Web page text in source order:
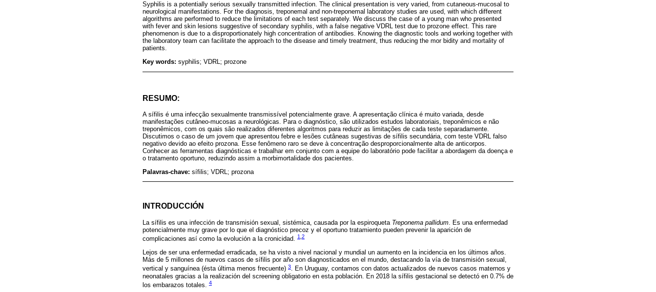
Syphilis is a potentially serious sexually transmitted infection. The clinical presentation is very varied, from cutaneous-mucosal to
neurological manifestations. For the diagnosis, treponemal and non-treponemal laboratory studies are used, with which different
algorithms are performed to reduce the limitations of each test separately. We discuss the case of a young man who presented
with fever and skin lesions suggestive of secondary syphilis, with a false negative VDRL test due to prozone effect. This rare
phenomenon is due to a disproportionately high concentration of antibodies. Knowing the diagnostic tools and working together with
the laboratory team can facilitate the approach to the disease and timely treatment, thus reducing the mor bidity and mortality of
patients.
Key words: syphilis; VDRL; prozone
RESUMO:
A sífilis é uma infecção sexualmente transmissível potencialmente grave. A apresentação clínica é muito variada, desde
manifestações cutâneo-mucosas a neurológicas. Para o diagnóstico, são utilizados estudos laboratoriais, treponêmicos e não
treponêmicos, com os quais são realizados diferentes algoritmos para reduzir as limitações de cada teste separadamente.
Discutimos o caso de um jovem que apresentou febre e lesões cutâneas sugestivas de sífilis secundária, com teste VDRL falso
negativo devido ao efeito prozona. Esse fenômeno raro se deve à concentração desproporcionalmente alta de anticorpos.
Conhecer as ferramentas diagnósticas e trabalhar em conjunto com a equipe do laboratório pode facilitar a abordagem da doença e
o tratamento oportuno, reduzindo assim a morbimortalidade dos pacientes.
Palavras-chave: sífilis; VDRL; prozona
INTRODUCCIÓN
La sífilis es una infección de transmisión sexual, sistémica, causada por la espiroqueta Treponema pallidum . Es una enfermedad
potencialmente muy grave por lo que el diagnóstico precoz y el oportuno tratamiento pueden prevenir la aparición de
complicaciones así como la evolución a la cronicidad. 1 2
Lejos de ser una enfermedad erradicada, se ha visto a nivel nacional y mundial un aumento en la incidencia en los últimos años.
Más de 5 millones de nuevos casos de sífilis por año son diagnosticados en el mundo, destacando la vía de transmisión sexual,
vertical y sanguínea (ésta última menos frecuente) 3. En Uruguay, contamos con datos actualizados de nuevos casos maternos y
neonatales gracias a la realización del screening obligatorio en esta población. En 2018 la sífilis gestacional se detectó en 0.7% de
los embarazos totales. 4